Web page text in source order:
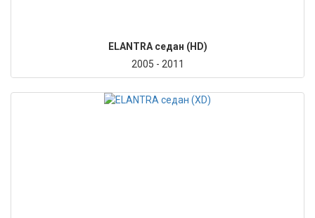
ELANTRA седан (HD)
2005 - 2011